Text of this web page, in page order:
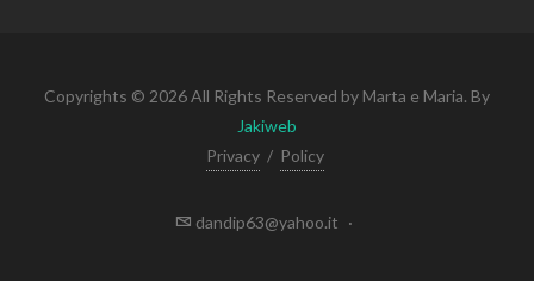
Copyrights © 2026 All Rights Reserved by Marta e Maria. By
Jakiweb
Privacy / Policy
dandip63@yahoo.it ·